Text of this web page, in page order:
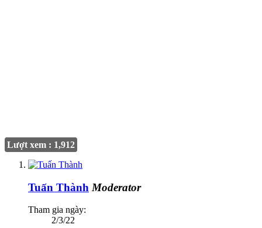
Lượt xem : 1,912
Tuấn Thành Moderator
Tham gia ngày:
2/3/22